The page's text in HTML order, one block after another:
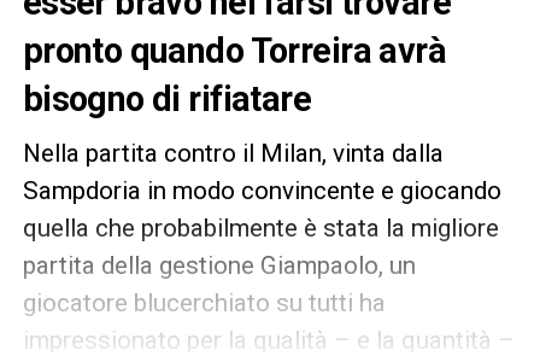
pronto quando Torreira avrà
bisogno di rifiatare
Nella partita contro il Milan, vinta dalla
Sampdoria in modo convincente e giocando
quella che probabilmente è stata la migliore
partita della gestione Giampaolo, un
giocatore blucerchiato su tutti ha
impressionato per la qualità – e la quantità –